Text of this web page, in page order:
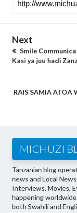
Next
Smile
Kasi ya juu hadi
RAIS SAMIA ATOA
MICHUZI
Tanzanian blog
news and Local
Interviews, Movies,
happening
both Swahili and